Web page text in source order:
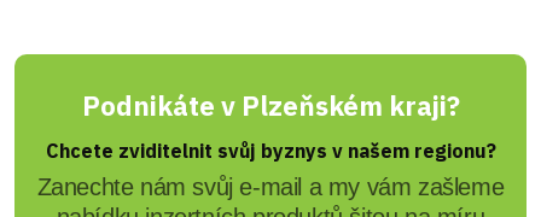
Podnikáte v Plzeňském kraji?
Chcete zviditelnit svůj byznys v našem regionu?
Zanechte nám svůj e-mail a my vám zašleme